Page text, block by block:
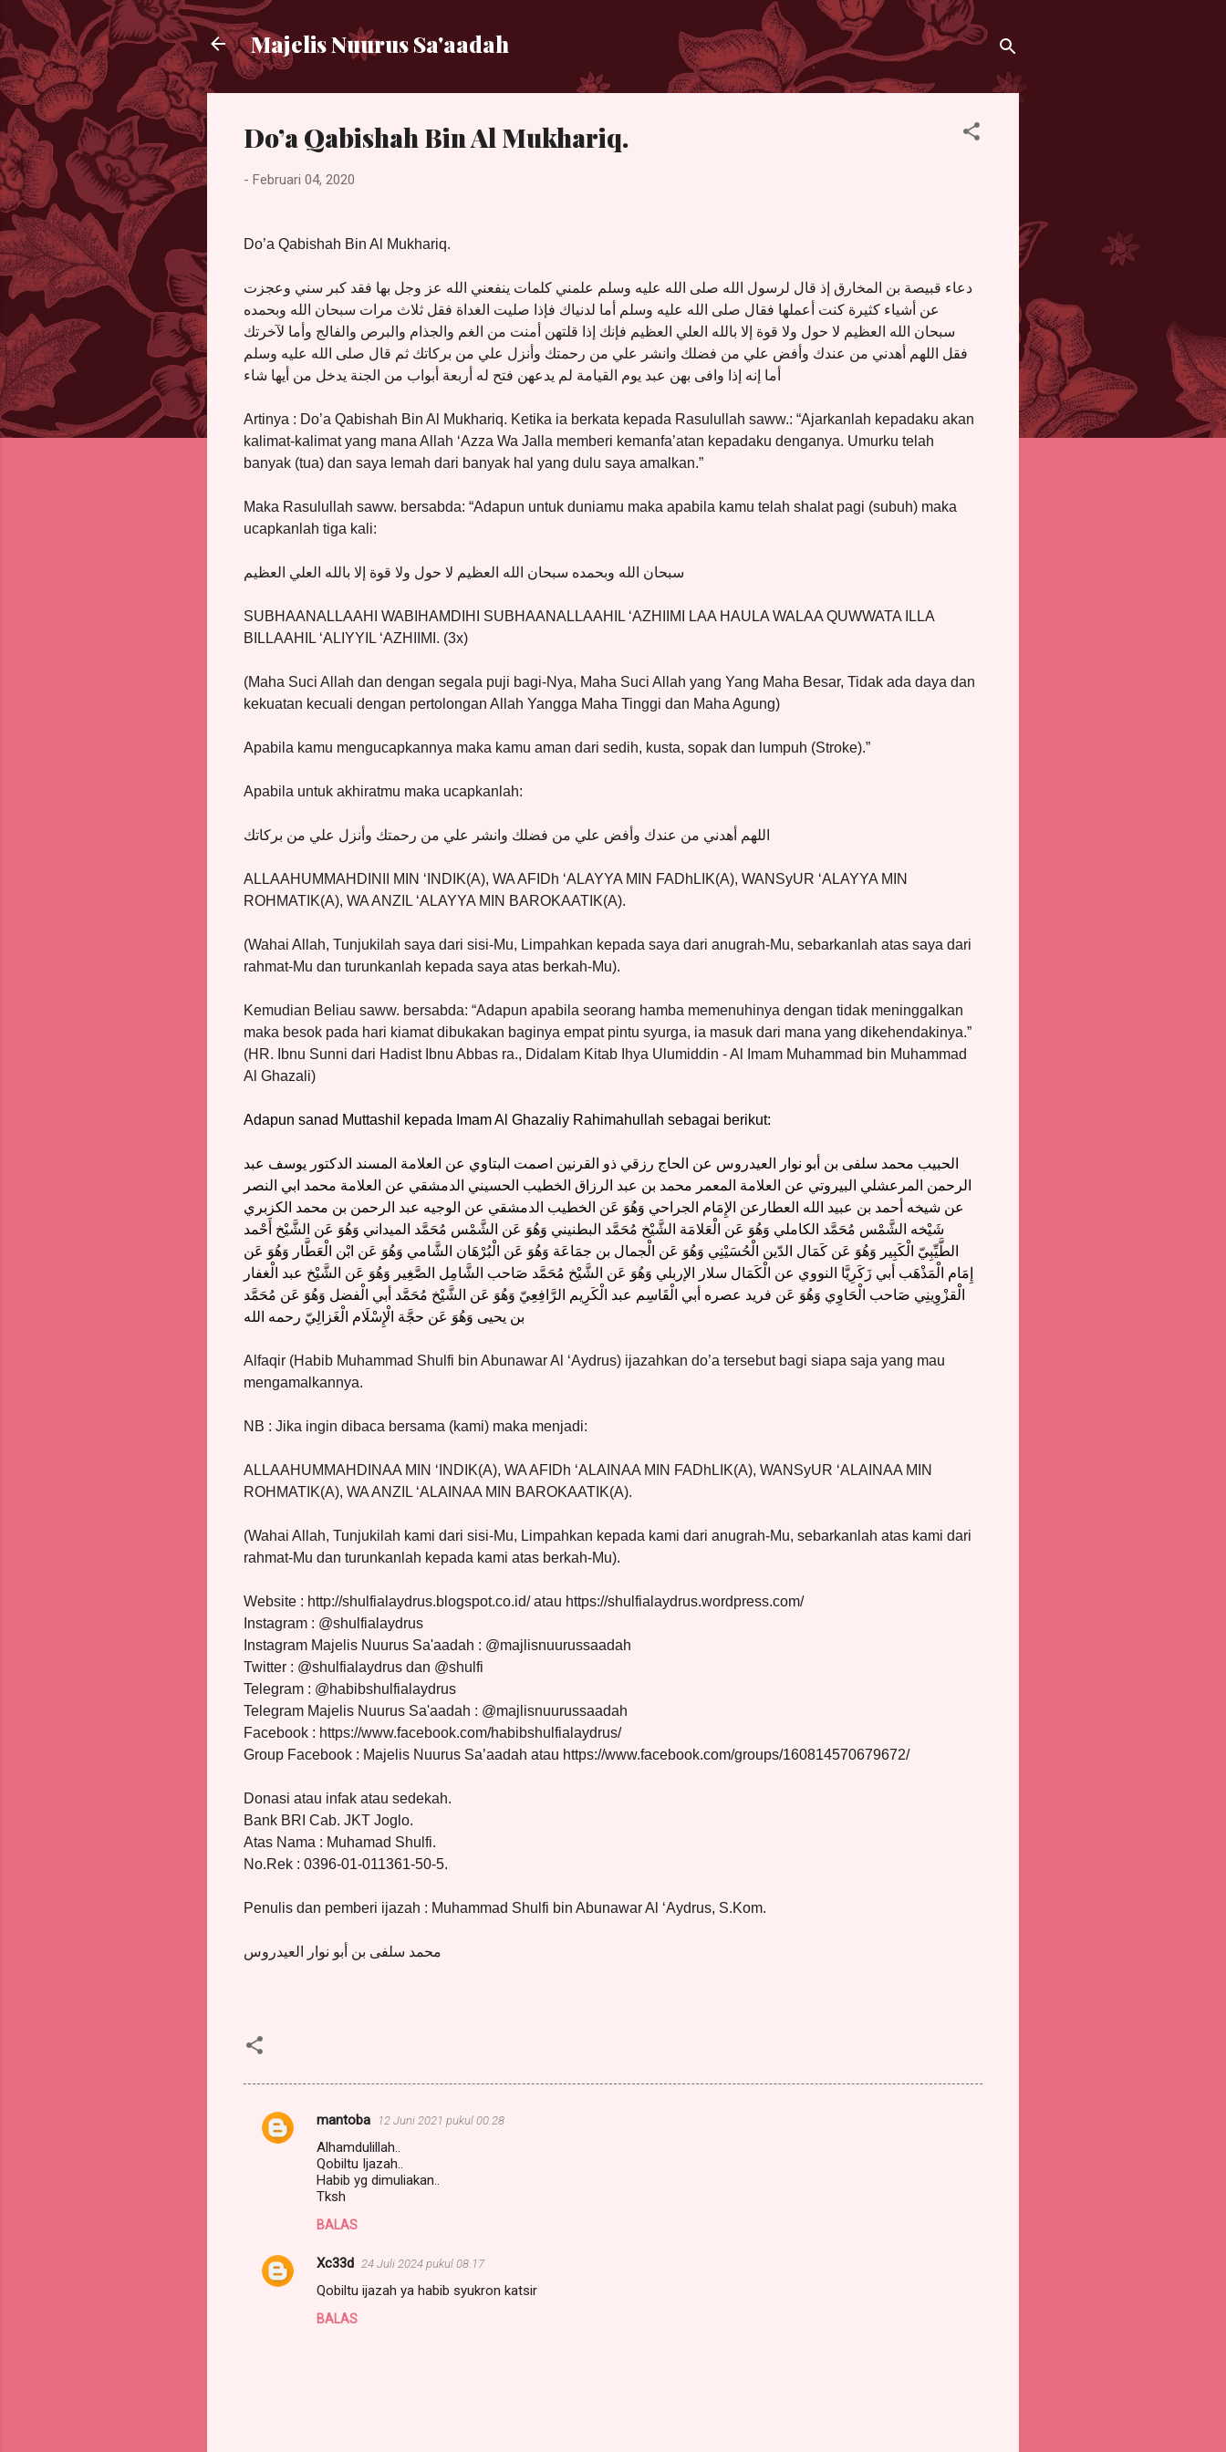
Majelis Nuurus Sa'aadah
Do’a Qabishah Bin Al Mukhariq.
- Februari 04, 2020
Do’a Qabishah Bin Al Mukhariq.
دعاء قبيصة بن المخارق إذ قال لرسول الله صلى الله عليه وسلم علمني كلمات ينفعني الله عز وجل بها فقد كبر سني وعجزت
عن أشياء كثيرة كنت أعملها فقال صلى الله عليه وسلم أما لدنياك فإذا صليت الغداة فقل ثلاث مرات سبحان الله وبحمده
سبحان الله العظيم لا حول ولا قوة إلا بالله العلي العظيم فإنك إذا قلتهن أمنت من الغم والجذام والبرص والفالج وأما لآخرتك
فقل اللهم أهدني من عندك وأفض علي من فضلك وانشر علي من رحمتك وأنزل علي من بركاتك ثم قال صلى الله عليه وسلم
أما إنه إذا وافى بهن عبد يوم القيامة لم يدعهن فتح له أربعة أبواب من الجنة يدخل من أيها شاء
Artinya : Do’a Qabishah Bin Al Mukhariq. Ketika ia berkata kepada Rasulullah saww.: “Ajarkanlah kepadaku akan
kalimat-kalimat yang mana Allah ‘Azza Wa Jalla memberi kemanfa’atan kepadaku denganya. Umurku telah
banyak (tua) dan saya lemah dari banyak hal yang dulu saya amalkan.”
Maka Rasulullah saww. bersabda: “Adapun untuk duniamu maka apabila kamu telah shalat pagi (subuh) maka
ucapkanlah tiga kali:
سبحان الله وبحمده سبحان الله العظيم لا حول ولا قوة إلا بالله العلي العظيم
SUBHAANALLAAHI WABIHAMDIHI SUBHAANALLAAHIL ‘AZHIIMI LAA HAULA WALAA QUWWATA ILLA
BILLAAHIL ‘ALIYYIL ‘AZHIIMI. (3x)
(Maha Suci Allah dan dengan segala puji bagi-Nya, Maha Suci Allah yang Yang Maha Besar, Tidak ada daya dan
kekuatan kecuali dengan pertolongan Allah Yangga Maha Tinggi dan Maha Agung)
Apabila kamu mengucapkannya maka kamu aman dari sedih, kusta, sopak dan lumpuh (Stroke).”
Apabila untuk akhiratmu maka ucapkanlah:
اللهم أهدني من عندك وأفض علي من فضلك وانشر علي من رحمتك وأنزل علي من بركاتك
ALLAAHUMMAHDINII MIN ‘INDIK(A), WA AFIDh ‘ALAYYA MIN FADhLIK(A), WANSyUR ‘ALAYYA MIN
ROHMATIK(A), WA ANZIL ‘ALAYYA MIN BAROKAATIK(A).
(Wahai Allah, Tunjukilah saya dari sisi-Mu, Limpahkan kepada saya dari anugrah-Mu, sebarkanlah atas saya dari
rahmat-Mu dan turunkanlah kepada saya atas berkah-Mu).
Kemudian Beliau saww. bersabda: “Adapun apabila seorang hamba memenuhinya dengan tidak meninggalkan
maka besok pada hari kiamat dibukakan baginya empat pintu syurga, ia masuk dari mana yang dikehendakinya.”
(HR. Ibnu Sunni dari Hadist Ibnu Abbas ra., Didalam Kitab Ihya Ulumiddin - Al Imam Muhammad bin Muhammad
Al Ghazali)
Adapun sanad Muttashil kepada Imam Al Ghazaliy Rahimahullah sebagai berikut:
الحبيب محمد سلفى بن أبو نوار العيدروس عن الحاج رزقي ذو القرنين اصمت البتاوي عن العلامة المسند الدكتور يوسف عبد
الرحمن المرعشلي البيروتي عن العلامة المعمر محمد بن عبد الرزاق الخطيب الحسيني الدمشقي عن العلامة محمد ابي النصر
الخطيب الدمشقي عن الوجيه عبد الرحمن بن محمد الكزبري عن شيخه أحمد بن عبيد الله العطارعن الإِمَام الجراحي وَهُوَ عَن
شَيْخه الشَّمْس مُحَمَّد الكاملي وَهُوَ عَن الْعَلامَة الشَّيْخ مُحَمَّد البطنيني وَهُوَ عَن الشَّمْس مُحَمَّد الميداني وَهُوَ عَن الشَّيْخ أَحْمد
الطَّيِّبِيّ الْكَبِير وَهُوَ عَن كَمَال الدّين الْحُسَيْنِي وَهُوَ عَن الْجمال بن جمَاعَة وَهُوَ عَن الْبُرْهَان الشَّامي وَهُوَ عَن ابْن الْعَطَّار وَهُوَ عَن
إِمَام الْمَذْهَب أبي زَكَرِيَّا النووي عن الْكَمَال سلار الإربلي وَهُوَ عَن الشَّيْخ مُحَمَّد صَاحب الشَّامِل الصَّغِير وَهُوَ عَن الشَّيْخ عبد الْغفار
الْقزْوِينِي صَاحب الْحَاوِي وَهُوَ عَن فريد عصره أبي الْقَاسِم عبد الْكَرِيم الرَّافِعِيّ وَهُوَ عَن الشَّيْخ مُحَمَّد أبي الْفضل وَهُوَ عَن مُحَمَّد
بن يحيى وَهُوَ عَن حجَّة الْإِسْلَام الْغَزالِيّ رحمه الله
Alfaqir (Habib Muhammad Shulfi bin Abunawar Al ‘Aydrus) ijazahkan do’a tersebut bagi siapa saja yang mau
mengamalkannya.
NB : Jika ingin dibaca bersama (kami) maka menjadi:
ALLAAHUMMAHDINAA MIN ‘INDIK(A), WA AFIDh ‘ALAINAA MIN FADhLIK(A), WANSyUR ‘ALAINAA MIN
ROHMATIK(A), WA ANZIL ‘ALAINAA MIN BAROKAATIK(A).
(Wahai Allah, Tunjukilah kami dari sisi-Mu, Limpahkan kepada kami dari anugrah-Mu, sebarkanlah atas kami dari
rahmat-Mu dan turunkanlah kepada kami atas berkah-Mu).
Website : http://shulfialaydrus.blogspot.co.id/ atau https://shulfialaydrus.wordpress.com/
Instagram : @shulfialaydrus
Instagram Majelis Nuurus Sa'aadah : @majlisnuurussaadah
Twitter : @shulfialaydrus dan @shulfi
Telegram : @habibshulfialaydrus
Telegram Majelis Nuurus Sa'aadah : @majlisnuurussaadah
Facebook : https://www.facebook.com/habibshulfialaydrus/
Group Facebook : Majelis Nuurus Sa’aadah atau https://www.facebook.com/groups/160814570679672/
Donasi atau infak atau sedekah.
Bank BRI Cab. JKT Joglo.
Atas Nama : Muhamad Shulfi.
No.Rek : 0396-01-011361-50-5.
Penulis dan pemberi ijazah : Muhammad Shulfi bin Abunawar Al ‘Aydrus, S.Kom.
محمد سلفى بن أبو نوار العيدروس
K
t
a
mantoba 12 Juni 2021 pukul 00.28
Alhamdulillah..
Qobiltu Ijazah..
Habib yg dimuliakan..
Tksh
BALAS
Xc33d 24 Juli 2024 pukul 08.17
Qobiltu ijazah ya habib syukron katsir
BALAS